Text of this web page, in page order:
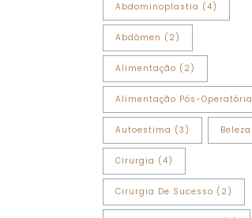
Abdominoplastia (4)
Abdômen (2)
Alimentação (2)
Alimentação Pós-Operatória
Autoestima (3) Beleza
Cirurgia (4)
Cirurgia De Sucesso (2)